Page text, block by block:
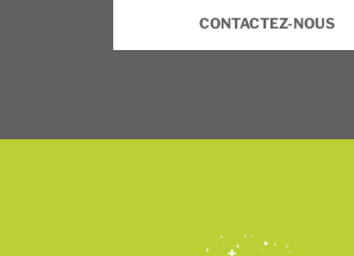
CONTACTEZ-NOUS